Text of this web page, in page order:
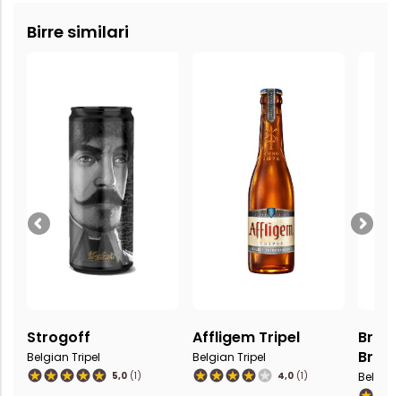
Birre similari
Strogoff
Belgian Tripel
5,0 (1)
Affligem Tripel
Belgian Tripel
4,0 (1)